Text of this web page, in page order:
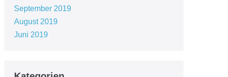
September 2019
August 2019
Juni 2019